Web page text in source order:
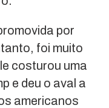
por
foi muito
costurou uma
e deu o aval a
americanos